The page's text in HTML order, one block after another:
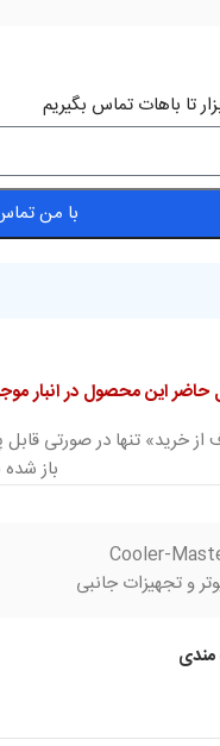
تا باهات تماس بگیریم
با من
حاضر این محصول در انبار
از خرید» تنها در صورتی
باز
Cooler-
و تجهیزات جانبی
مندی